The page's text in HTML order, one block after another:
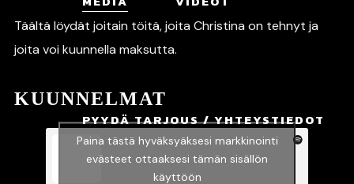
PYYDÄ TARJOUS / YHTEYSTIEDOT
Täältä löydät joitain töitä, joita Christina on tehnyt ja
joita voi kuunnella maksutta.
KUUNNELMAT
Paina tästä hyväksyäksesi markkinointi
evästeet ottaaksesi tämän sisällön
käyttöön